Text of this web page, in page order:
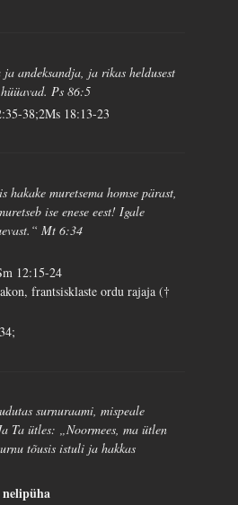
andeksandja, ja rikas heldusest
Ps 86:5
38;2Ms 18:13-23
hakake muretsema homse pärast,
ise enese eest! Igale
Mt 6:34
12:15-24
frantsisklaste ordu rajaja (†
surnuraami, mispeale
Ta ütles: „Noormees, ma ütlen
tõusis istuli ja hakkas
nelipüha